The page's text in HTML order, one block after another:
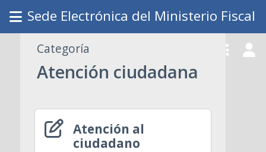
Sede Electrónica del Ministerio Fiscal
Categoría
Atención ciudadana
Atención al
ciudadano